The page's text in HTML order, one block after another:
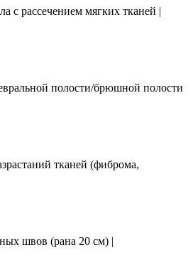
с рассечением мягких тканей |
полости/брюшной полости
тканей (фиброма,
швов (рана 20 см) |